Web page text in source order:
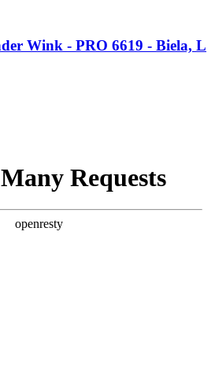
Wink - PRO 6619 - Biela, L